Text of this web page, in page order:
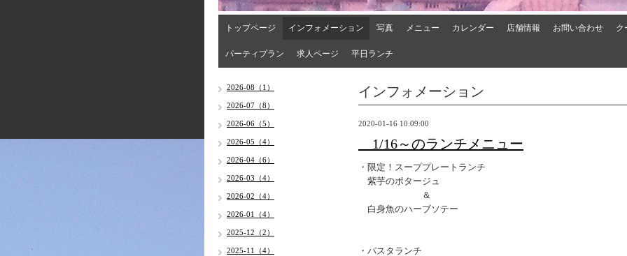
トップページ インフォメーション 写真 メニュー カレンダー 店舗情報 お問い合わせ ク
パーティプラン 求人ページ 平日ランチ
インフォメーション
2020-01-16 10:09:00
1/16～のランチメニュー
・限定！スーププレートランチ
紫芋のポタージュ
＆
白身魚のハーブソテー
・パスタランチ
2026-08（1）
2026-07（8）
2026-06（5）
2026-05（4）
2026-04（6）
2026-03（4）
2026-02（4）
2026-01（4）
2025-12（2）
2025-11（4）